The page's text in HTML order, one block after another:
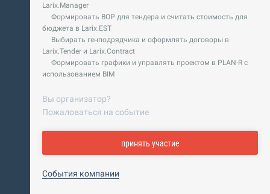
Larix.Manager
Формировать ВОР для тендера и считать стоимость для
бюджета в Larix.EST
Выбирать генподрядчика и оформлять договоры в
Larix.Tender и Larix.Contract
Формировать графики и управлять проектом в PLAN-R c
использованием BIM
Вы организатор?
Пожаловаться на событие
принять участие
События компании